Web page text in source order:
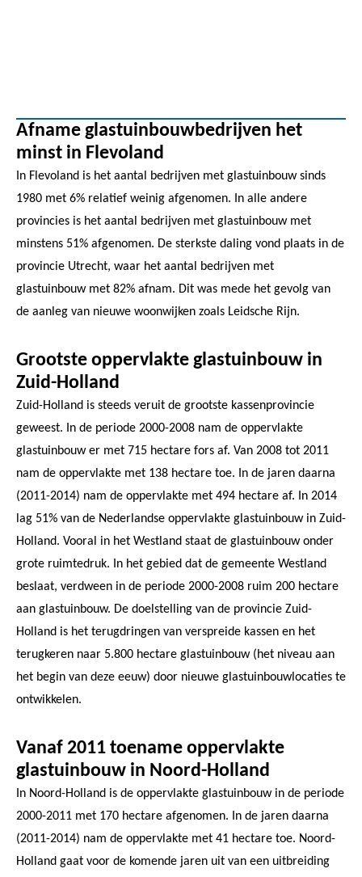
Afname glastuinbouwbedrijven het
minst in Flevoland
In Flevoland is het aantal bedrijven met glastuinbouw sinds
1980 met 6% relatief weinig afgenomen. In alle andere
provincies is het aantal bedrijven met glastuinbouw met
minstens 51% afgenomen. De sterkste daling vond plaats in de
provincie Utrecht, waar het aantal bedrijven met
glastuinbouw met 82% afnam. Dit was mede het gevolg van
de aanleg van nieuwe woonwijken zoals Leidsche Rijn.
Grootste oppervlakte glastuinbouw in
Zuid-Holland
Zuid-Holland is steeds veruit de grootste kassenprovincie
geweest. In de periode 2000-2008 nam de oppervlakte
glastuinbouw er met 715 hectare fors af. Van 2008 tot 2011
nam de oppervlakte met 138 hectare toe. In de jaren daarna
(2011-2014) nam de oppervlakte met 494 hectare af. In 2014
lag 51% van de Nederlandse oppervlakte glastuinbouw in Zuid-
Holland. Vooral in het Westland staat de glastuinbouw onder
grote ruimtedruk. In het gebied dat de gemeente Westland
beslaat, verdween in de periode 2000-2008 ruim 200 hectare
aan glastuinbouw. De doelstelling van de provincie Zuid-
Holland is het terugdringen van verspreide kassen en het
terugkeren naar 5.800 hectare glastuinbouw (het niveau aan
het begin van deze eeuw) door nieuwe glastuinbouwlocaties te
ontwikkelen.
Vanaf 2011 toename oppervlakte
glastuinbouw in Noord-Holland
In Noord-Holland is de oppervlakte glastuinbouw in de periode
2000-2011 met 170 hectare afgenomen. In de jaren daarna
(2011-2014) nam de oppervlakte met 41 hectare toe. Noord-
Holland gaat voor de komende jaren uit van een uitbreiding